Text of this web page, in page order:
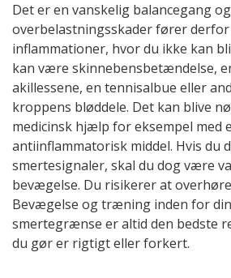
Det er en vanskelig balancegang og
overbelastningsskader fører
inflammationer, hvor du ikke kan
kan være skinnebensbetændelse,
akillessene, en tennisalbue eller
kroppens bløddele. Det kan blive
medicinsk hjælp for eksempel med
antiinflammatorisk middel. Hvis du
smertesignaler, skal du dog være
bevægelse. Du risikerer at
Bevægelse og træning inden for
smertegrænse er altid den bedste
du gør er rigtigt eller forkert.